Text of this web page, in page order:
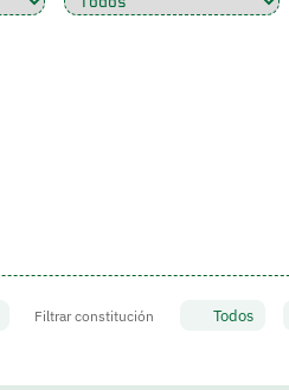
Filtrar constitución Todos